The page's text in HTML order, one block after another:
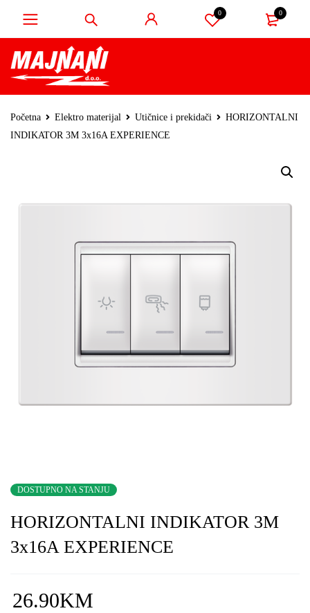
0 0
Početna Elektro materijal Utičnice i prekidači
HORIZONTALNI
INDIKATOR 3M 3x16A EXPERIENCE
DOSTUPNO NA STANJU
HORIZONTALNI INDIKATOR 3M
3x16A EXPERIENCE
26.90KM